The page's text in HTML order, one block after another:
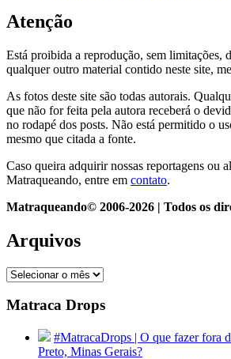
Atenção
Está proibida a reprodução, sem limitações,
qualquer outro material contido neste site,
As fotos deste site são todas autorais.
que não for feita pela autora receberá o
no rodapé dos posts. Não está permitido o
mesmo que citada a fonte.
Caso queira adquirir nossas reportagens ou
Matraqueando, entre em contato.
Matraqueando© 2006-2026 | Todos os
Arquivos
Arquivos
Matraca Drops
#MatracaDrops | O que fazer fora
Preto, Minas Gerais?